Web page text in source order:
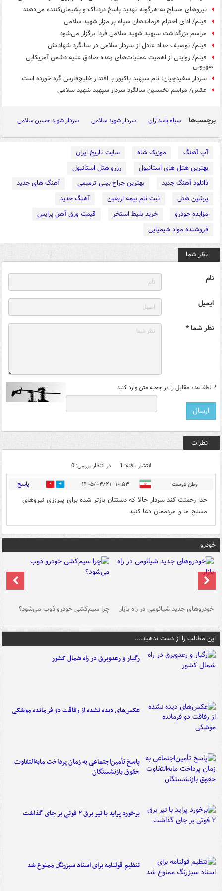
نیروهای مسلح به هرگونه تهدید پاسخ دردناک و پشیمان‌کننده می‌دهند
فیلم/ ادای احترام فرماندهان سپاه بر مزار شهید سلامی
مراسم بزرگداشت سپهبد شهید سلامی فردا برگزار می‌شود
فیلم/ توصیف حداد عادل از سردار سلامی در سالگرد شهادتش
فیلم/ روایتی از اهمیت عملیات‌های وعده صادق علیه دشمن آمریکایی
صهیونی
سردار سفیدچیان: نام سپهبد پاکپور با اقتدار خلیج‌فارس گره خورده است
عکس/ مراسم نخستین سالگرد سردار سپهبد شهید سلامی
برچسب‌ها سپاه پاسداران سردار شهید سلامی سردار شهید حسین سلامی
آپ آهنگ موزیک شاه
سایت تاریخ ایران
بهترین هتل های استانبول
رزرو هتل استانبول
دانلود آهنگ جدید
بهترین جراح بینی ترمیمی
آهنگ های جدید
پرشین هتل
ثبت نام بیمه اربعین
آهنگ جدید
مزایده خودرو
خرید بلیط استخر
قیمت ورق آهن پرایس
فروشنده مواد شیمیایی
نظر شما
نام
ایمیل
نظر شما *
* لطفا عدد مقابل را در جعبه متن وارد کنید
نظرات
انتشار یافته: 1 در انتظار بررسی: 0
وطن دوست ۱۰:۵۳ - ۱۴۰۵/۰۳/۲۱ 0 پاسخ
خدا رحمتت کند سردار حالا که دستتان بازتر شده برای پیروزی نیروهای
مسلح ما و مردممان دعا کنید
خودرو
خودروهای جدید شیائومی در راه بازار چرا سیم‌کشی خودرو ذوب می‌شود؟
این مطالب را از دست ندهید....
رگبار و رعدوبرق در راه شمال کشور
عکس‌های دیده نشده از رفاقت دو فرمانده‌ موشکی
پاسخ تأمین‌اجتماعی به زمان پرداخت مابه‌التفاوت
حقوق بازنشستگان
برخورد پراید با تیر برق ۲ فوتی بر جای گذاشت
تنظیم قولنامه برای اسناد سبزرنگ ممنوع شد